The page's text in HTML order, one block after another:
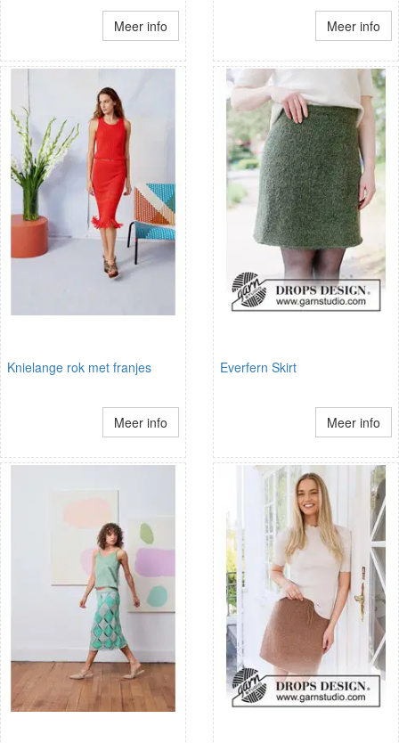
Meer info Meer info
Knielange rok met franjes
Meer info
Everfern Skirt
Meer info